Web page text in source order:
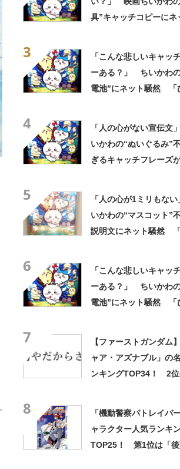
具”キャッチコピーにネ
3
「こんな悲しいキャッ
ーある？」 ちいかわ
電池”にネット騒然
4
「人の心がない宣伝文
いかわの“ぬいぐるみ”
ぎるキャッチフレーズ
5
「人の心が1ミリもな
いかわの“マスコット”
説明文にネット騒然
6
「こんな悲しいキャッ
ーある？」 ちいかわ
電池”にネット騒然
7
【ファーストガンダム
ャア・アズナブル」の
ンキングTOP34！ 2
8
「機動警察パトレイバ
ャラクター人気ランキ
TOP25！ 第1位は「後